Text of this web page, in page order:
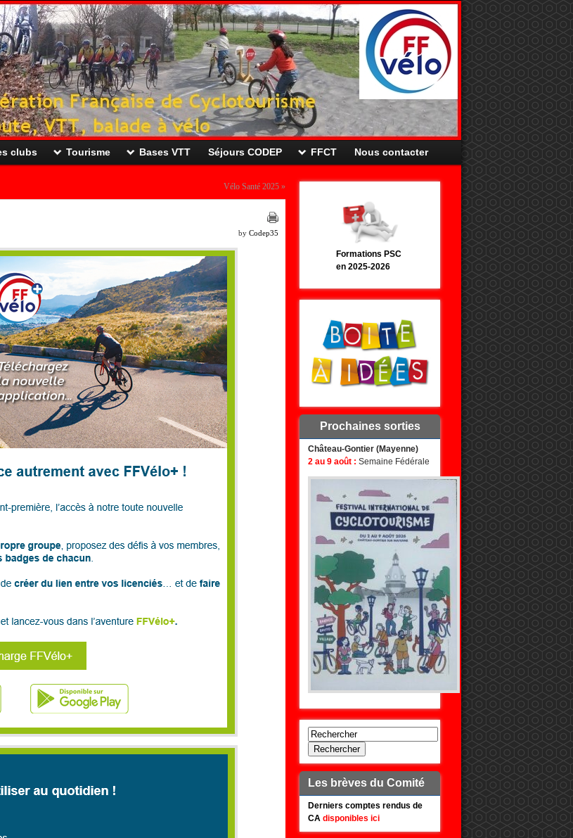
clubs Tourisme Bases VTT Séjours CODEP FFCT Nous contacter
Vélo Santé 2025 »
by Codep35
Formations PSC
en 2025-2026
Prochaines sorties
Château-Gontier (Mayenne)
2 au 9 août : Semaine Fédérale
Rechercher
Les brèves du Comité
Derniers comptes rendus de
CA disponibles ici